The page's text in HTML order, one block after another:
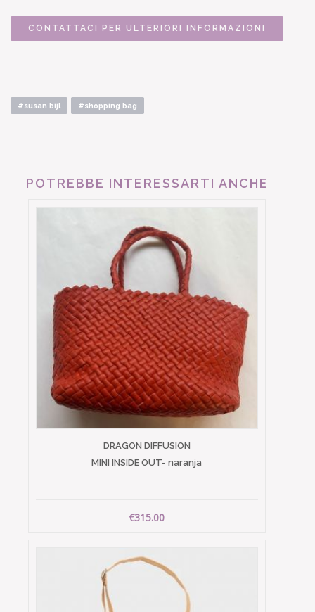
CONTATTACI PER ULTERIORI INFORMAZIONI
#susan bijl #shopping bag
POTREBBE INTERESSARTI ANCHE
DRAGON DIFFUSION
MINI INSIDE OUT- naranja
€315.00